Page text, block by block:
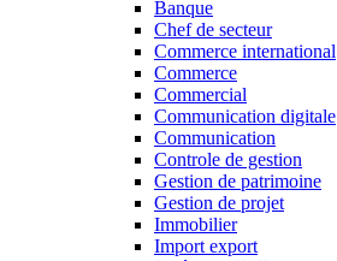
Banque
Chef de secteur
Commerce international
Commerce
Commercial
Communication digitale
Communication
Controle de gestion
Gestion de patrimoine
Gestion de projet
Immobilier
Import export